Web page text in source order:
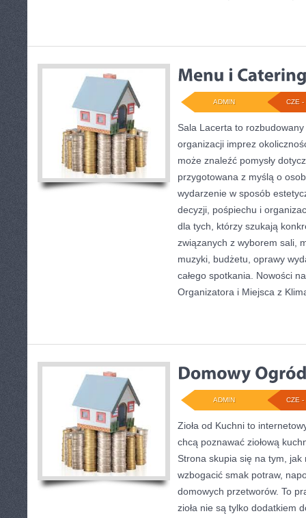
CZE -
ADMIN
Sala Lacerta to
organizacji imprez
może znaleźć pomysły
przygotowana z myślą o
wydarzenie w sposób
decyzji, pośpiechu i
dla tych, którzy szukają
związanych z wyborem sali,
muzyki, budżetu, oprawy
całego spotkania. Nowości
Organizatora i Miejsca z
CZE -
ADMIN
Zioła od Kuchni to
chcą poznawać ziołową
Strona skupia się na tym,
wzbogacić smak potraw,
domowych przetworów. To
zioła nie są tylko dodatkiem